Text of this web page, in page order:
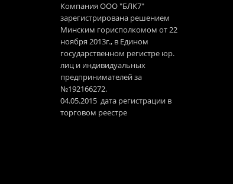
Компания ООО "БЛК7"
зарегистрирована решением
Минским горисполкомом от 22
ноября 2013г., в Едином
государственном регистре юр.
лиц и индивидуальных
предпринимателей за
№192166272.
04.05.2015 дата регистрации в
торговом реестре